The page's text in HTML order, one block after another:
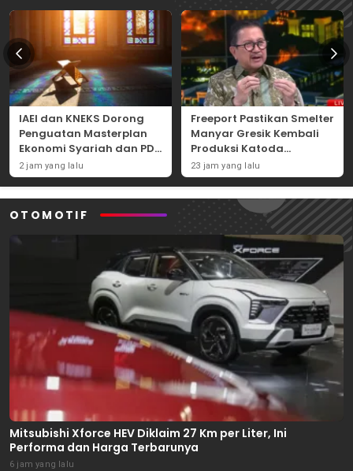
IAEI dan KNEKS Dorong
Penguatan Masterplan
Ekonomi Syariah dan PDB
Syariah Indonesia
2 jam yang lalu
Freeport Pastikan Smelter
Manyar Gresik Kembali
Produksi Katoda
Tembaga Mulai
September 2026
23 jam yang lalu
OTOMOTIF
Mitsubishi Xforce HEV Diklaim 27 Km per Liter, Ini
Performa dan Harga Terbarunya
6 jam yang lalu